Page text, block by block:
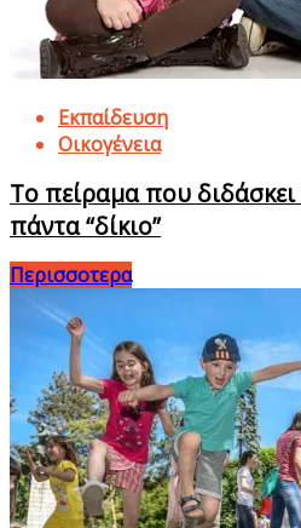
Εκπαίδευση
Οικογένεια
Το πείραμα που
πάντα “δίκιο”
Περισσοτερα